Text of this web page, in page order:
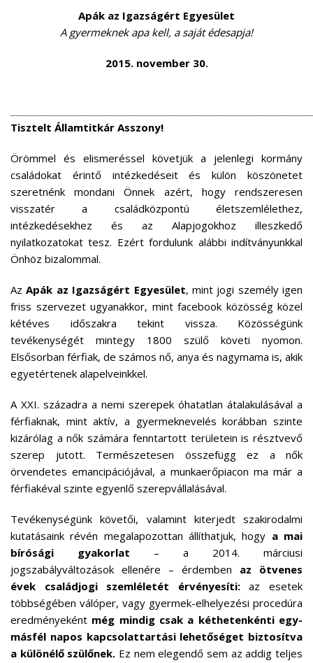
Apák az Igazságért Egyesület
A gyermeknek apa kell, a saját édesapja!
2015. november 30.
Tisztelt Államtitkár Asszony!
Örömmel és elismeréssel követjük a jelenlegi kormány
családokat érintő intézkedéseit és külön köszönetet
szeretnénk mondani Önnek azért, hogy rendszeresen
visszatér a családközpontú életszemlélethez,
intézkedésekhez és az Alapjogokhoz illeszkedő
nyilatkozatokat tesz. Ezért fordulunk alábbi indítványunkkal
Önhöz bizalommal.
AzApák az Igazságért Egyesület, mint jogi személy igen
friss szervezet ugyanakkor, mint facebook közösség közel
kétéves időszakra tekint vissza. Közösségünk
tevékenységét mintegy 1800 szülő követi nyomon.
Elsősorban férfiak, de számos nő, anya és nagymama is, akik
egyetértenek alapelveinkkel.
A XXI. századra a nemi szerepek óhatatlan átalakulásával a
férfiaknak, mint aktív, a gyermeknevelés korábban szinte
kizárólag a nők számára fenntartott területein is résztvevő
szerep jutott. Természetesen összefügg ez a nők
örvendetes emancipációjával, a munkaerőpiacon ma már a
férfiakéval szinte egyenlő szerepvállalásával.
Tevékenységünk követői, valamint kiterjedt szakirodalmi
kutatásaink révén megalapozottan állíthatjuk, hogy a mai
bírósági gyakorlat – a 2014. márciusi
jogszabályváltozások ellenére – érdemben az ötvenes
évek családjogi szemléletét érvényesíti:az esetek
többségében válóper, vagy gyermek-elhelyezési procedúra
eredményeként még mindig csak a kéthetenkénti egy-
másfél napos kapcsolattartási lehetőséget biztosítva
a különélő szülőnek. Ez nem elegendő sem az addig teljes